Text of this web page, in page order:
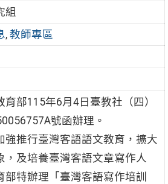
組
, 教師專區
育部115年6月4日臺教社（四）
號函辦理。
強推行臺灣客語語文教育，擴大
，及培養臺灣客語文章寫作人
部特辦理「臺灣客語寫作培訓